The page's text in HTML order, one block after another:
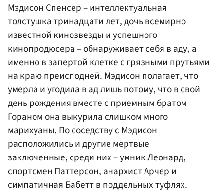
Мэдисон Спенсер – интеллектуальная
толстушка тринадцати лет, дочь всемирно
известной кинозвезды и успешного
кинопродюсера – обнаруживает себя в аду, а
именно в запертой клетке с грязными прутьями
на краю преисподней. Мэдисон полагает, что
умерла и угодила в ад лишь потому, что в свой
день рождения вместе с приемным братом
Гораном она выкурила слишком много
марихуаны. По соседству с Мэдисон
расположились и другие мертвые
заключенные, среди них – умник Леонард,
спортсмен Паттерсон, анархист Арчер и
симпатичная Бабетт в поддельных туфлях.